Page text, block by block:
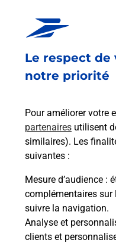
Le respect de
notre priorité
Pour améliorer votre
partenaires utilisent
similaires). Les
suivantes :
Mesure d’audience :
complémentaires sur
suivre la navigation.
Analyse et
clients et
En savoir plus
Acheter un
Vous recherchez un
de chez vous ?
téléphones iPhone
Poste à